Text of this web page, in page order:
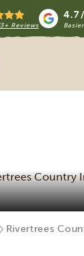
Reviews
Country
Rivertrees